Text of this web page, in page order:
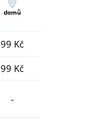
domů
99 Kč
99 Kč
-